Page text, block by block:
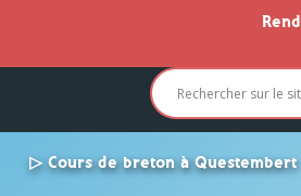
▷ Cours de breton à Questembert